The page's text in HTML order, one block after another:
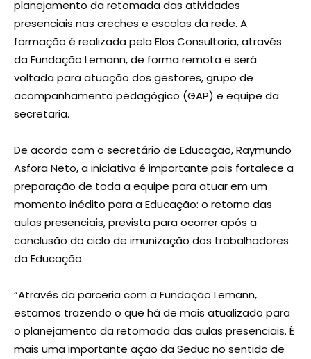
planejamento da retomada das atividades
presenciais nas creches e escolas da rede. A
formação é realizada pela Elos Consultoria, através
da Fundação Lemann, de forma remota e será
voltada para atuação dos gestores, grupo de
acompanhamento pedagógico (GAP) e equipe da
secretaria.
De acordo com o secretário de Educação, Raymundo
Asfora Neto, a iniciativa é importante pois fortalece a
preparação de toda a equipe para atuar em um
momento inédito para a Educação: o retorno das
aulas presenciais, prevista para ocorrer após a
conclusão do ciclo de imunização dos trabalhadores
da Educação.
“Através da parceria com a Fundação Lemann,
estamos trazendo o que há de mais atualizado para
o planejamento da retomada das aulas presenciais. É
mais uma importante ação da Seduc no sentido de